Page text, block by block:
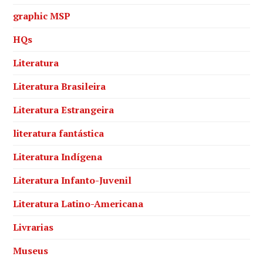
graphic MSP
HQs
Literatura
Literatura Brasileira
Literatura Estrangeira
literatura fantástica
Literatura Indígena
Literatura Infanto-Juvenil
Literatura Latino-Americana
Livrarias
Museus